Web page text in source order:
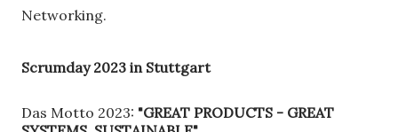
Networking.
Scrumday 2023 in Stuttgart
Das Motto 2023: "GREAT PRODUCTS - GREAT